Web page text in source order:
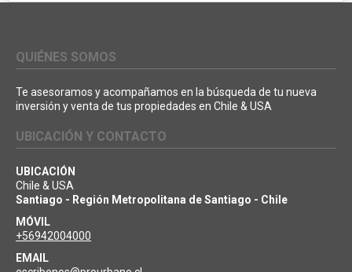
QUIÉNES SOMOS
Te asesoramos y acompañamos en la búsqueda de tu nueva
inversión y venta de tus propiedades en Chile & USA
UBICACIÓN Y CONTACTO
UBICACIÓN
Chile & USA
Santiago - Región Metropolitana de Santiago - Chile
MÓVIL
+56942004000
EMAIL